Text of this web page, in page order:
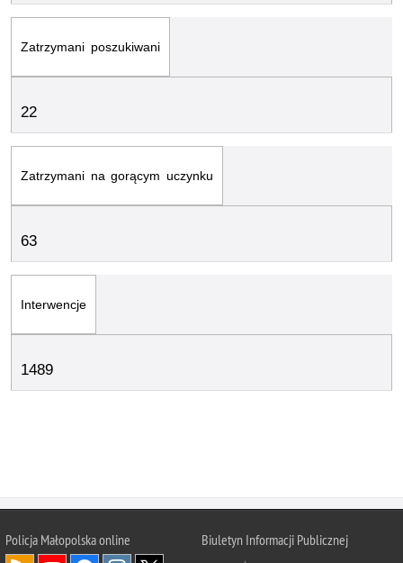
Zatrzymani poszukiwani
22
Zatrzymani na gorącym uczynku
63
Interwencje
1489
Policja Małopolska online Biuletyn Informacji Publicznej